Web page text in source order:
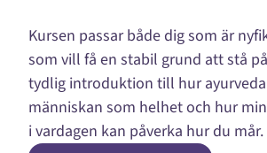
Kursen passar både dig som är
som vill få en stabil grund att stå
tydlig introduktion till hur
människan som helhet och hur
i vardagen kan påverka hur du mår.